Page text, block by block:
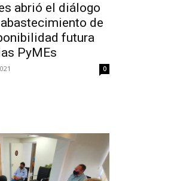
abrió el diálogo
de
futura
PyMEs
0